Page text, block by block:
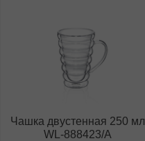
Чашка двустенная 250 мл
WL‑888423/A